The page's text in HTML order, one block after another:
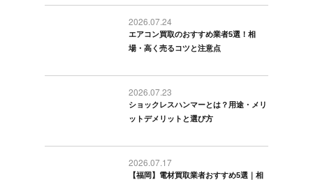
2026.07.24
エアコン買取のおすすめ業者5選！相
場・高く売るコツと注意点
2026.07.23
ショックレスハンマーとは？用途・メリ
ットデメリットと選び方
2026.07.17
【福岡】電材買取業者おすすめ5選｜相